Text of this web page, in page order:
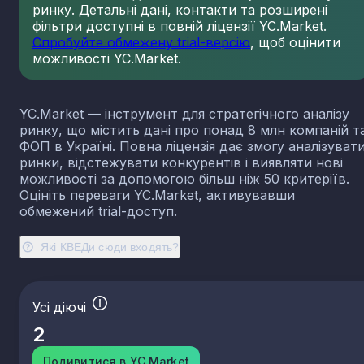
Які КВЕДи сюди входять?
ринку. Детальні дані, контакти та розширені
фільтри доступні в повній ліцензії YC.Market.
Спробуйте обмежену trial-версію, щоб оцінити
можливості YC.Market.
YC.Market — інструмент для стратегічного аналізу
ринку, що містить дані про понад 8 млн компаній
ФОП в Україні. Повна ліцензія дає змогу
ринки, відстежувати конкурентів і виявляти нові
можливості за допомогою більш ніж 50 критеріїв.
Оцініть переваги YC.Market, активувавши
обмежений trial-доступ.
Усі діючі
2
Подивитися в YC.Market
23.13 Виробництво порожнистого скла
23.14 Виробництво скловолокна
23.19 Виробництво й оброблення інших скляних
23.31 Виробництво керамічних плиток і плит
23.32 Виробництво цегли, черепиці та інших
виробів із випаленої глини
23.41
Виробництво господарських і декоративних
керамічних виробів
23.42
Виробництво керамічних санітарно-технічних
23.43 Виробництво керамічних електроізоляторів та
ізоляційної арматури
призначення
23.49 Виробництво інших керамічних виробів
23.52 Виробництво вапна та гіпсових сумішей